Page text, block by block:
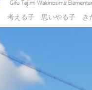
立脇之島小
子 思いやる子 きた